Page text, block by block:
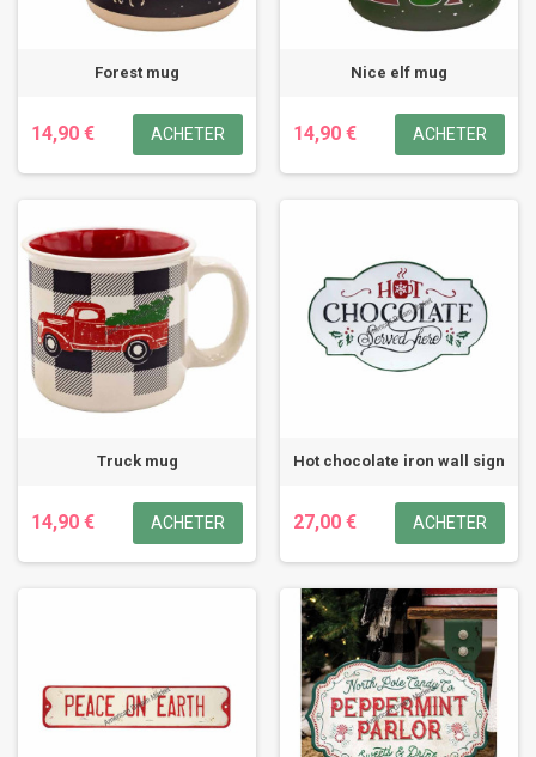
Forest mug
14,90 € ACHETER
Nice elf mug
14,90 € ACHETER
Truck mug
14,90 € ACHETER
Hot chocolate iron wall sign
27,00 € ACHETER